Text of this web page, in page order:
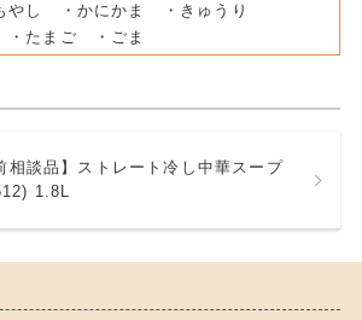
やし ・かにかま ・きゅうり
たまご ・ごま
相談品】ストレート冷し中華スープ
1.8L